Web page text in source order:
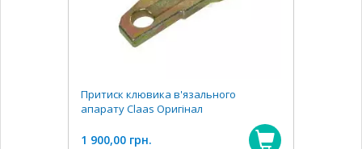
Притиск клювика в'язального
апарату Claas Оригінал
1 900,00 грн.